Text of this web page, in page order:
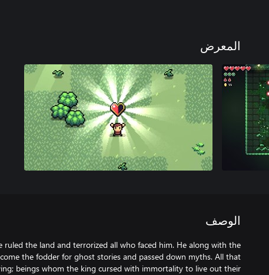
المعرض
الوصف
ruled the land and terrorized all who faced him. He along with the
the fodder for ghost stories and passed down myths. All that
beings whom the king cursed with immortality to live out their